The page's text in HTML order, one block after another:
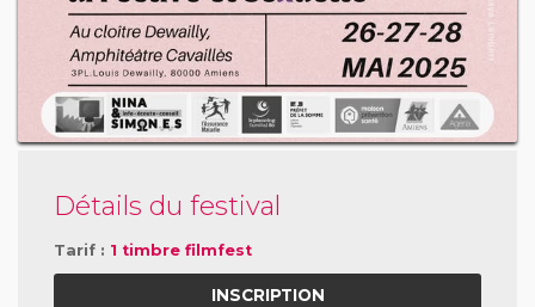
Détails du festival
Tarif : 1 timbre filmfest
INSCRIPTION